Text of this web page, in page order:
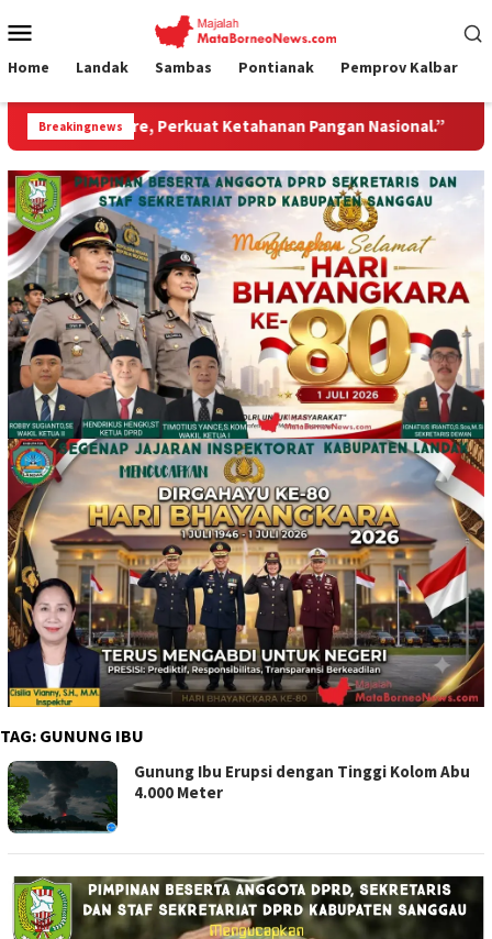
ke
Mobile
Home Landak Sambas Pontianak Pemprov Kalbar
Breakingnews
Ketahanan Pangan Nasional.” Jembatan
TAG: GUNUNG IBU
Gunung Ibu Erupsi dengan Tinggi Kolom Abu
4.000 Meter